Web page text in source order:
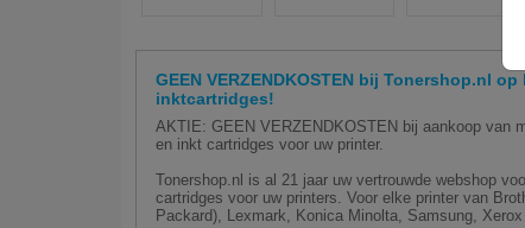
GEEN VERZENDKOSTEN bij Tonershop.nl
inktcartridges!
AKTIE: GEEN VERZENDKOSTEN bij aankoop van
en inkt cartridges voor uw printer.
Tonershop.nl is al 21 jaar uw vertrouwde webshop
cartridges voor uw printers. Voor elke printer van
Packard), Lexmark, Konica Minolta, Samsung,